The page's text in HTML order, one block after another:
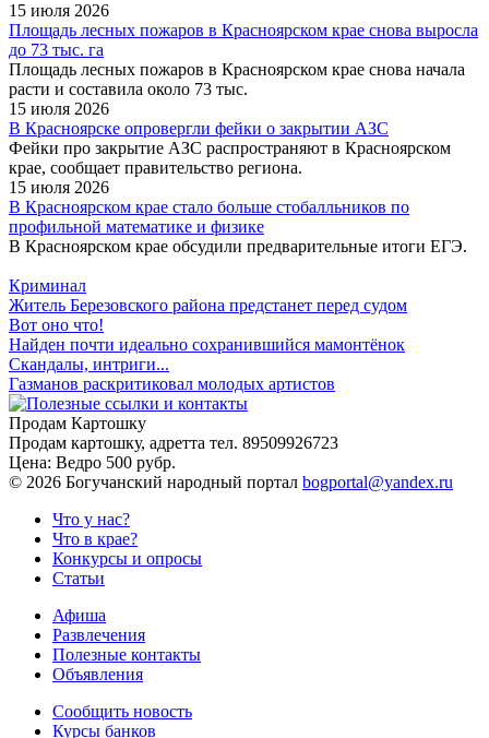
15 июля 2026
Площадь лесных пожаров в Красноярском крае снова выросла
до 73 тыс. га
Площадь лесных пожаров в Красноярском крае снова начала
расти и составила около 73 тыс.
15 июля 2026
В Красноярске опровергли фейки о закрытии АЗС
Фейки про закрытие АЗС распространяют в Красноярском
крае, сообщает правительство региона.
15 июля 2026
В Красноярском крае стало больше стобалльников по
профильной математике и физике
В Красноярском крае обсудили предварительные итоги ЕГЭ.
Криминал
Житель Березовского района предстанет перед судом
Вот оно что!
Найден почти идеально сохранившийся мамонтёнок
Скандалы, интриги...
Газманов раскритиковал молодых артистов
Продам Картошку
Продам картошку, адретта тел. 89509926723
Цена: Ведро 500 рубр.
© 2026 Богучанский народный портал bogportal@yandex.ru
Что у нас?
Что в крае?
Конкурсы и опросы
Статьи
Афиша
Развлечения
Полезные контакты
Объявления
Сообщить новость
Курсы банков